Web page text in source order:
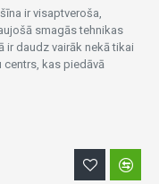
ir visaptveroša,
smagās tehnikas
ir daudz vairāk nekā tikai
centrs, kas piedāvā